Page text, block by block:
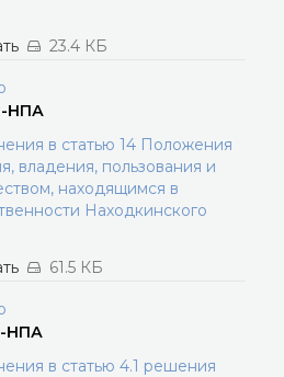
23.4 КБ
НПА
в статью 14 Положения
владения, пользования и
находящимся в
Находкинского
61.5 КБ
НПА
в статью 4.1 решения